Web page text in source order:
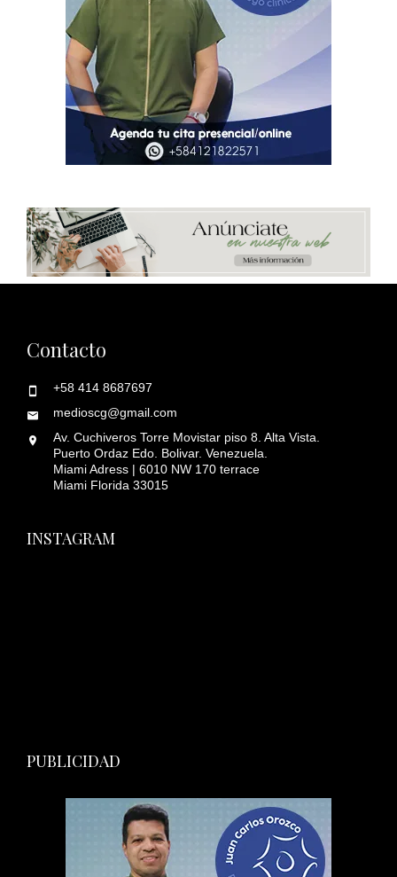
Contacto
+58 414 8687697
medioscg@gmail.com
Av. Cuchiveros Torre Movistar piso 8. Alta Vista.
Puerto Ordaz Edo. Bolivar. Venezuela.
Miami Adress | 6010 NW 170 terrace
Miami Florida 33015
INSTAGRAM
PUBLICIDAD